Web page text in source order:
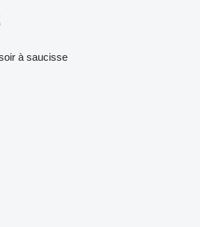
à saucisse